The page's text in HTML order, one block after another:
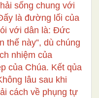
sống chung với
là đường lối của
với dân là: Đức
thế này”, dù chúng
nhiệm của
của Chúa. Kết qủa
lâu sau khi
cách về phụng tự